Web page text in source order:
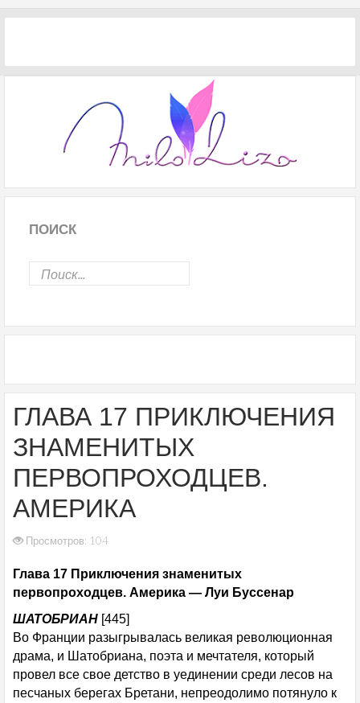
ПОИСК
ГЛАВА 17 ПРИКЛЮЧЕНИЯ
ЗНАМЕНИТЫХ
ПЕРВОПРОХОДЦЕВ.
АМЕРИКА
Просмотров: 104
Глава 17 Приключения знаменитых
первопроходцев. Америка — Луи Буссенар
ШАТОБРИАН [445]
Во Франции разыгрывалась великая революционная
драма, и Шатобриана, поэта и мечтателя, который
провел все свое детство в уединении среди лесов на
песчаных берегах Бретани, непреодолимо потянуло к